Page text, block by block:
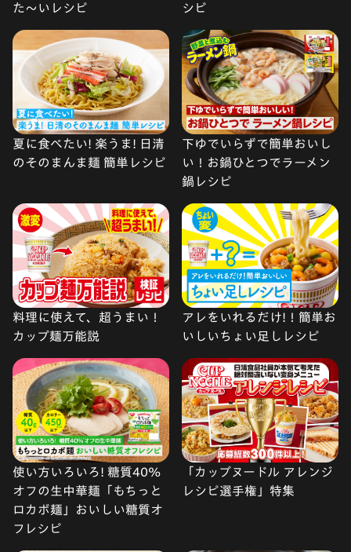
た〜いレシピ
シピ
夏に食べたい! 楽うま! 日清
のそのまんま麺 簡単レシピ
下ゆでいらずで簡単おいし
い！お鍋ひとつでラーメン
鍋レシピ
料理に使えて、超うまい！
カップ麺万能説
アレをいれるだけ!！簡単お
いしいちょい足しレシピ
使い方いろいろ! 糖質40%
オフの生中華麺「もちっと
ロカボ麺」おいしい糖質オ
フレシピ
「カップヌードル アレンジ
レシピ選手権」特集